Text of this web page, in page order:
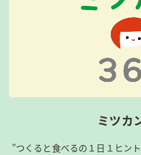
ミツカ
”つくると食べるの１日１ヒン